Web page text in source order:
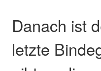
Danach ist
letzte